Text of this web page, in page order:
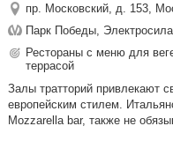
пр. Московский, д. 153,
Парк Победы, Электросила
Рестораны с меню для
террасой
Залы тратторий привлекают
европейским стилем.
Mozzarella bar, также не